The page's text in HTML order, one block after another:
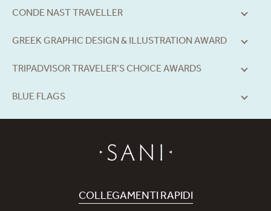
CONDE NAST TRAVELLER
GREEK GRAPHIC DESIGN & ILLUSTRATION AWARD
TRIPADVISOR TRAVELER’S CHOICE AWARDS
BLUE FLAGS
COLLEGAMENTI RAPIDI